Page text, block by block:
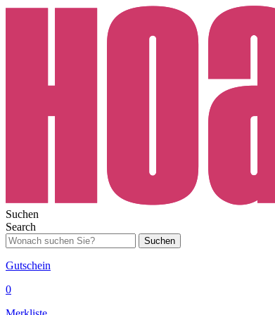
Suchen
Search
Suchen
Gutschein
0